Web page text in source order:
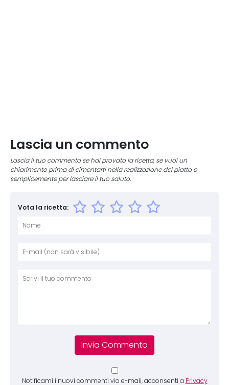
Lascia un commento
Lascia il tuo commento se hai provato la ricetta, se vuoi un
chiarimento prima di cimentarti nella realizzazione del piatto o
semplicemente per lasciare il tuo saluto.
Vota la ricetta:
Notificami i nuovi commenti via e-mail, acconsenti a Privacy